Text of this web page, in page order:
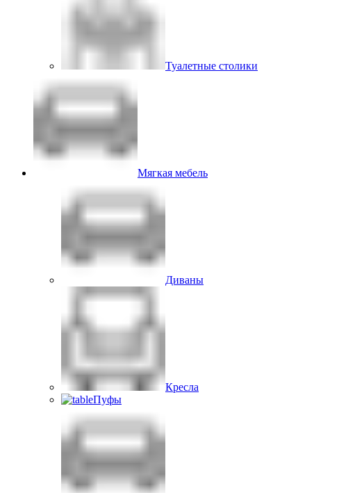
Туалетные столики
Мягкая мебель
Диваны
Кресла
Пуфы